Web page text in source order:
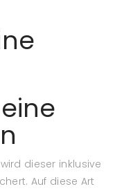
dieser inklusive
Auf diese Art